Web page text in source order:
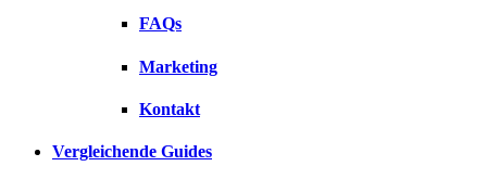
FAQs
Marketing
Kontakt
Vergleichende Guides